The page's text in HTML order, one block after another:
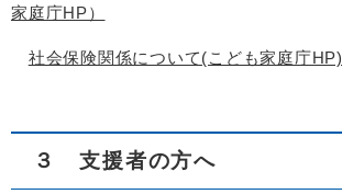
家庭庁HP）
社会保険関係について(こども家庭庁HP)
３ 支援者の方へ